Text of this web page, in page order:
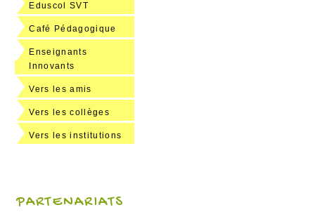
Eduscol SVT
Café Pédagogique
Enseignants
Innovants
Vers les amis
Vers les collèges
Vers les institutions
PARTENARIATS